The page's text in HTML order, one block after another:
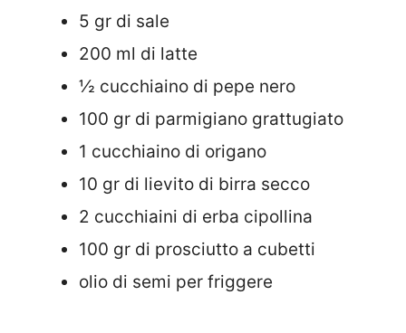
5 gr di sale
200 ml di latte
½ cucchiaino di pepe nero
100 gr di parmigiano grattugiato
1 cucchiaino di origano
10 gr di lievito di birra secco
2 cucchiaini di erba cipollina
100 gr di prosciutto a cubetti
olio di semi per friggere